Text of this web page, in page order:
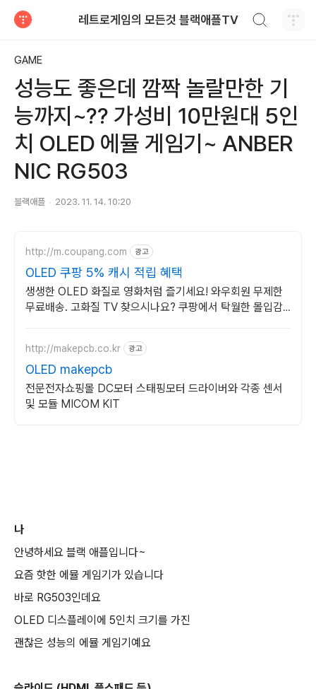
레트로게임의 모든것 블랙애플TV
GAME
성능도 좋은데 깜짝 놀랄만한 기
능까지~?? 가성비 10만원대 5인
치 OLED 에뮬 게임기~ ANBER
NIC RG503
블랙애플 2023. 11. 14. 10:20
http://m.coupang.com 광고
OLED 쿠팡 5% 캐시 적립 혜택
생생한 OLED 화질로 영화처럼 즐기세요! 와우회원 무제한
무료배송. 고화질 TV 찾으시나요? 쿠팡에서 탁월한 몰입감
http://makepcb.co.kr 광고
OLED makepcb
전문전자쇼핑몰 DC모터 스태핑모터 드라이버와 각종 센서
및 모듈 MICOM KIT
나
안녕하세요 블랙 애플입니다~
요즘 핫한 에뮬 게임기가 있습니다
바로 RG503인데요
OLED 디스플레이에 5인치 크기를 가진
괜찮은 성능의 에뮬 게임기예요